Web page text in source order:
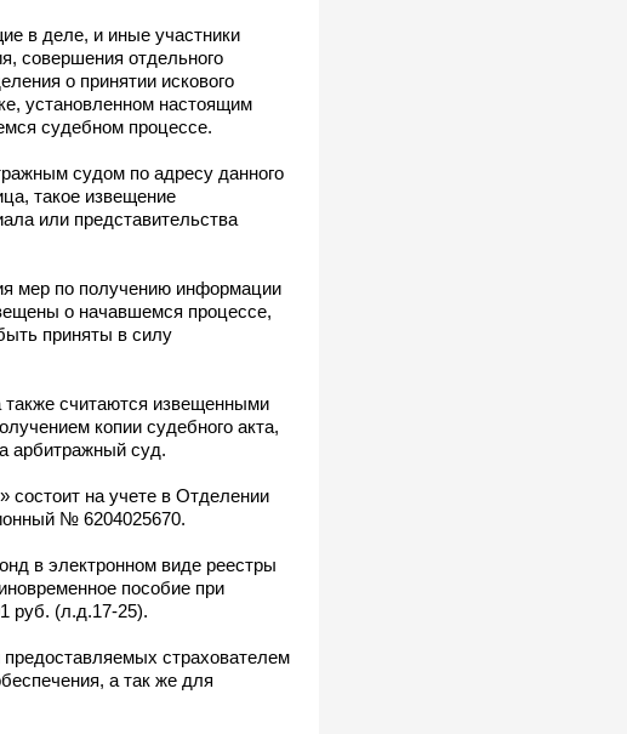
в деле, и иные участники
совершения отдельного
о принятии искового
установленном настоящим
судебном процессе.
судом по адресу данного
такое извещение
или представительства
мер по получению информации
о начавшемся процессе,
приняты в силу
также считаются извещенными
копии судебного акта,
арбитражный суд.
состоит на учете в Отделении
№ 6204025670.
в электронном виде реестры
пособие при
руб. (л.д.17-25).
страхователем
а так же для